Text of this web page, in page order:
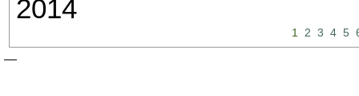
2014
1 2 3 4 5